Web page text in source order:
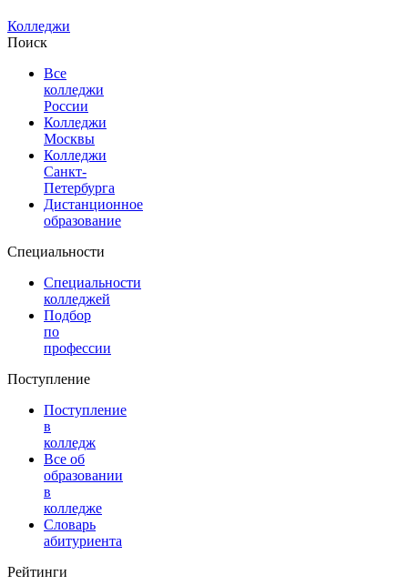
Колледжи
Поиск
Все
колледжи
России
Колледжи
Москвы
Колледжи
Санкт-
Петербурга
Дистанционное
образование
Специальности
Специальности
колледжей
Подбор
по
профессии
Поступление
Поступление
в
колледж
Все об
образовании
в
колледже
Словарь
абитуриента
Рейтинги